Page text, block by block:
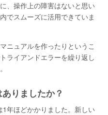
、操作上の障害はないと思い
でスムーズに活用できていま
ニュアルを作ったりというこ
ライアンドエラーを繰り返し
りましたか？
年ほどかかりました。新しい